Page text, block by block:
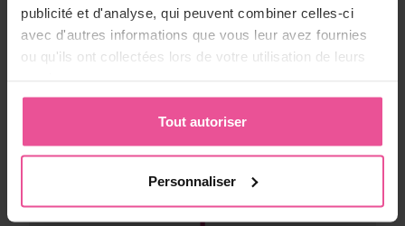
publicité et d'analyse, qui peuvent combiner celles-ci
avec d'autres informations que vous leur avez fournies
ou qu'ils ont collectées lors de votre utilisation de leurs
Tout autoriser
Personnaliser
Quelle est la meilleure matière pour les soutiens-gorge de
compression post-chirurgicaux ?
soutien-gorge ?